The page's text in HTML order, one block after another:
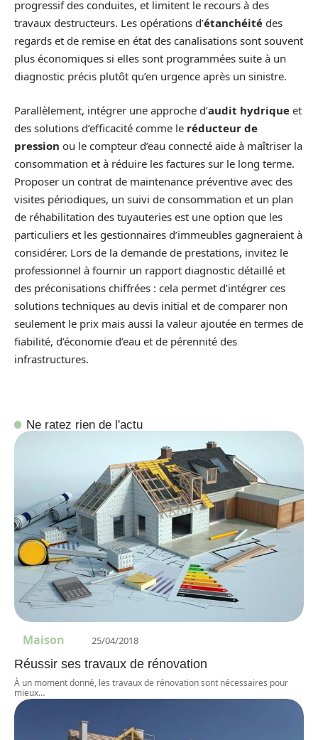
progressif des conduites, et limitent le recours à des
travaux destructeurs. Les opérations d’étanchéité des
regards et de remise en état des canalisations sont souvent
plus économiques si elles sont programmées suite à un
diagnostic précis plutôt qu’en urgence après un sinistre.
Parallèlement, intégrer une approche d’audit hydrique et
des solutions d’efficacité comme le réducteur de
pression ou le compteur d’eau connecté aide à maîtriser la
consommation et à réduire les factures sur le long terme.
Proposer un contrat de maintenance préventive avec des
visites périodiques, un suivi de consommation et un plan
de réhabilitation des tuyauteries est une option que les
particuliers et les gestionnaires d’immeubles gagneraient à
considérer. Lors de la demande de prestations, invitez le
professionnel à fournir un rapport diagnostic détaillé et
des préconisations chiffrées : cela permet d’intégrer ces
solutions techniques au devis initial et de comparer non
seulement le prix mais aussi la valeur ajoutée en termes de
fiabilité, d’économie d’eau et de pérennité des
infrastructures.
Ne ratez rien de l'actu
Maison 25/04/2018
Réussir ses travaux de rénovation
À un moment donné, les travaux de rénovation sont nécessaires pour
mieux…